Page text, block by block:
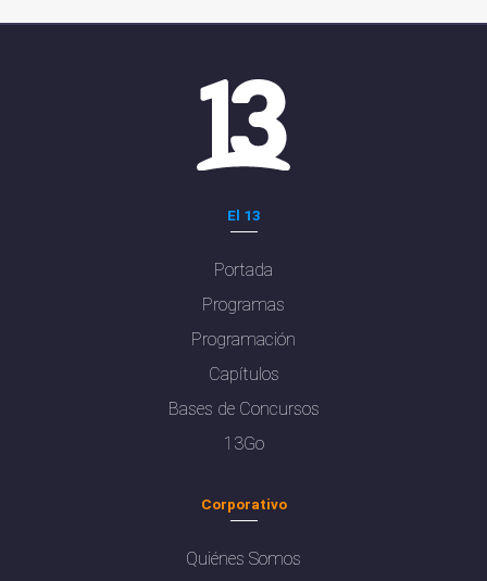
El 13
Portada
Programas
Programación
Capítulos
Bases de Concursos
13Go
Corporativo
Quiénes Somos